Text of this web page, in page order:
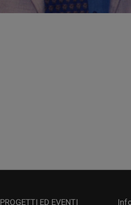
PROGETTI ED EVENTI